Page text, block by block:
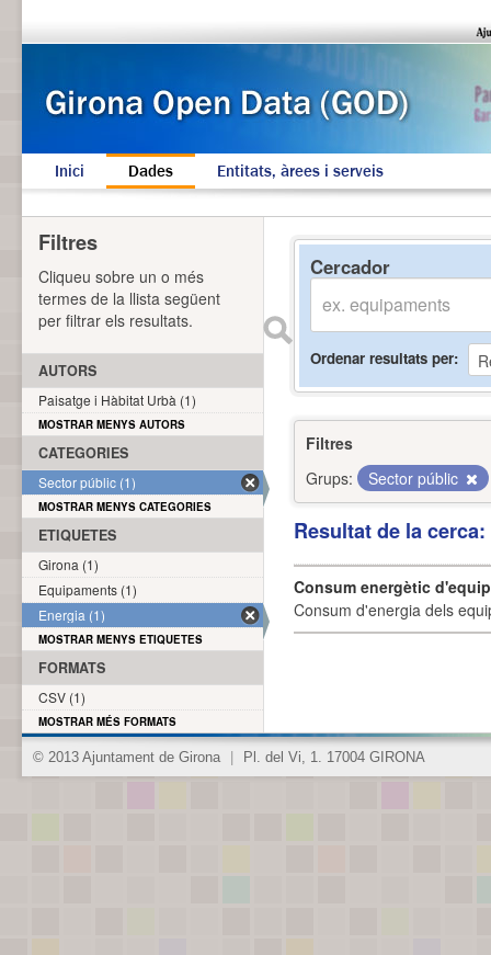
Inici Dades Entitats, àrees i serveis
Cercador
Ordenar resultats per
Filtres
Grups:
Sector públic
Resultat de la
Consum energètic
Consum d'energia dels
Filtres
Cliqueu sobre un o més
termes de la llista següent
per filtrar els resultats.
AUTORS
Paisatge i Hàbitat Urbà (1)
MOSTRAR MENYS AUTORS
CATEGORIES
Sector públic (1)
MOSTRAR MENYS CATEGORIES
ETIQUETES
Girona (1)
Equipaments (1)
Energia (1)
MOSTRAR MENYS ETIQUETES
FORMATS
CSV (1)
MOSTRAR MÉS FORMATS
© 2013 Ajuntament de Girona Pl. del Vi, 1. 17004 GIRONA